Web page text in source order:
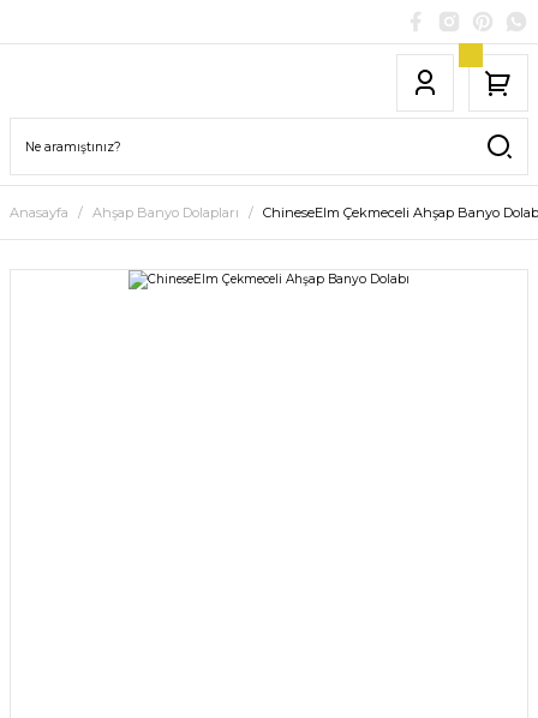
Anasayfa Ahşap Banyo Dolapları ChineseElm Çekmeceli Ahşap Banyo